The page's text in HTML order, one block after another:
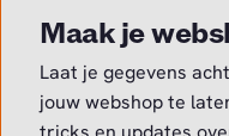
Maak je
Laat je gegevens
jouw webshop te